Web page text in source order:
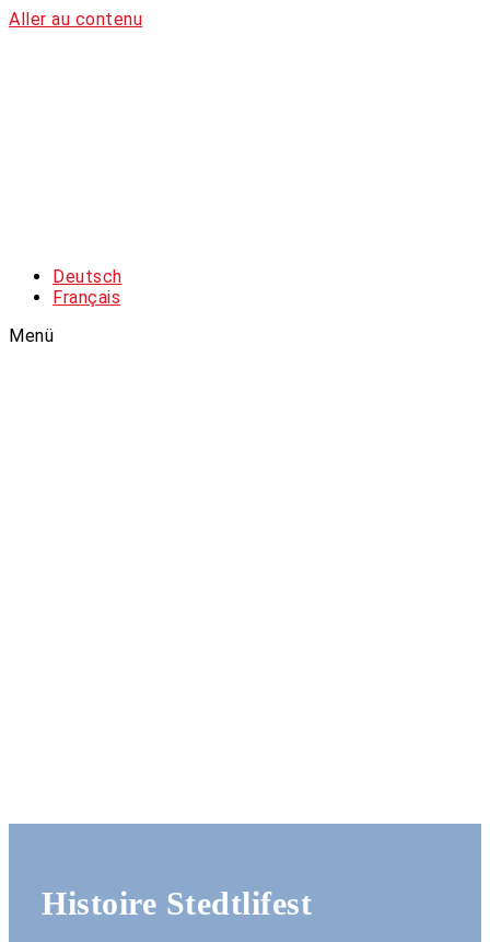
Aller au contenu
Deutsch
Français
Menü
Histoire Stedtlifest